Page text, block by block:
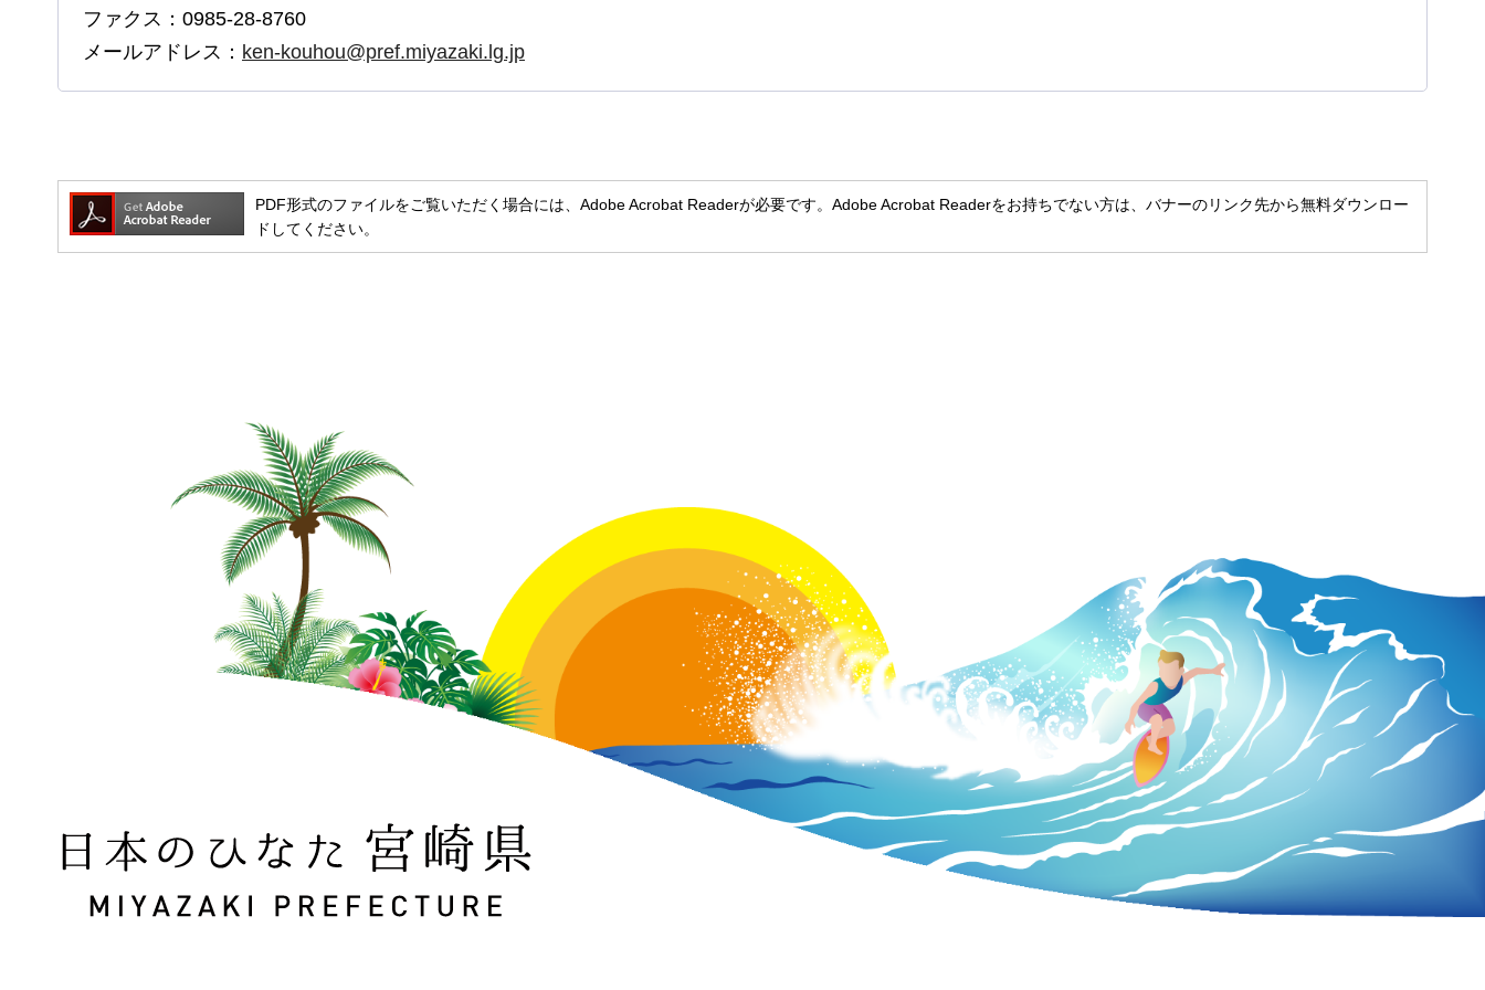
ファクス：0985-28-8760
メールアドレス： ken-kouhou@pref.miyazaki.lg.jp
PDF形式のファイルをご覧いただく場合には、Adobe Acrobat Readerが必要です。Adobe Acrobat Readerをお持ちでない方は、バナーのリンク先から無料ダウンロー
ドしてください。
日本のひなた 宮崎県 MIYAZAKI PREFECTURE